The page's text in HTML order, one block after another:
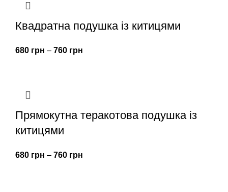
Квадратна подушка із китицями
680 грн – 760 грн
Прямокутна теракотова подушка із
китицями
680 грн – 760 грн